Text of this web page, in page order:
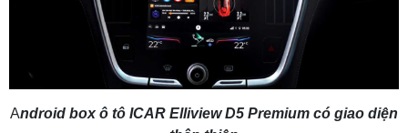
Android box ô tô ICAR Elliview D5 Premium có giao diện